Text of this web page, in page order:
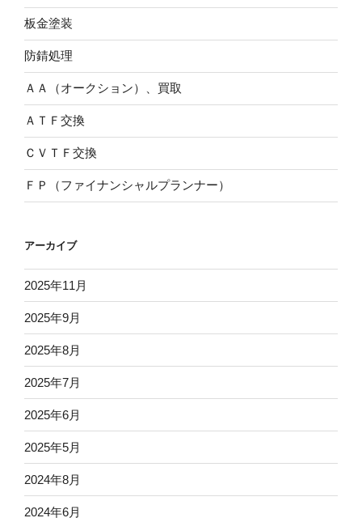
板金塗装
防錆処理
ＡＡ（オークション）、買取
ＡＴＦ交換
ＣＶＴＦ交換
ＦＰ（ファイナンシャルプランナー）
アーカイブ
2025年11月
2025年9月
2025年8月
2025年7月
2025年6月
2025年5月
2024年8月
2024年6月